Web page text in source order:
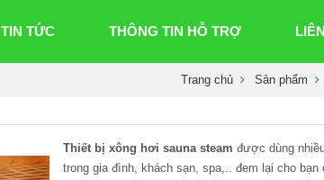
TIN TỨC THÔNG TIN HỖ TRỢ
Trang chủ Sản phẩm
Thiết bị xông hơi sauna steam được dùng
trong gia đình, khách sạn, spa,.. đem lại cho bạn